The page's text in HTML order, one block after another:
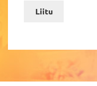
Liitu